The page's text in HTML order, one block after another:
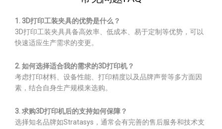
1. 3D打印工装夹具的优势是什么？
3D打印工装夹具具备高效率、低成本、易于定制等优势，可以
快速适应生产需求的变更。
2. 如何选择适合我的需求的3D打印机？
考虑打印材料、设备性能、打印精度以及品牌声誉等多方面因
素，结合自身生产规模来选购。
3. 求购3D打印机后的支持如何保障？
选择知名品牌如Stratasys，通常会有完善的售后服务和技术支